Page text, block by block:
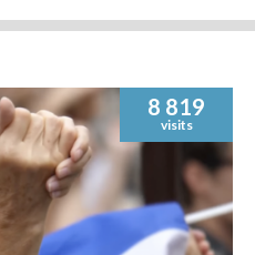
8 819
visits